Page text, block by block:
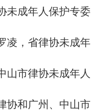
未成年人保护专委
凌，省律协未成年
山市律协未成年人
协和广州、中山市